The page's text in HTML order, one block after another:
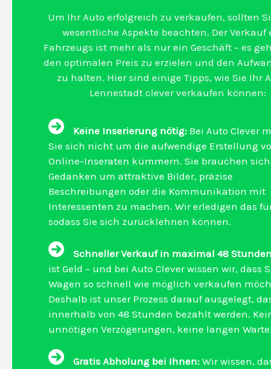
Um Ihr Auto erfolgreich zu verkaufen, sollten
wesentliche Aspekte beachten. Der Verkauf
Fahrzeugs ist mehr als nur ein Geschäft – es
den optimalen Preis zu erzielen und den
zu halten. Hier sind einige Tipps, wie Sie Ihr
Lennestadt clever verkaufen können:
Keine Inserierung nötig: Bei Auto Clever
Sie sich nicht um die aufwendige Erstellung
Online-Inseraten kümmern. Sie brauchen
Gedanken um attraktive Bilder, präzise
Beschreibungen oder die Kommunikation mit
Interessenten zu machen. Wir erledigen das
sodass Sie sich zurücklehnen können.
Schneller Verkauf in maximal 48
ist Geld – und bei Auto Clever wissen wir, dass
Wagen so schnell wie möglich verkaufen
Deshalb ist unser Prozess darauf ausgelegt,
innerhalb von 48 Stunden bezahlt werden.
unnötigen Verzögerungen, keine langen
Gratis Abholung bei Ihnen: Wir wissen,